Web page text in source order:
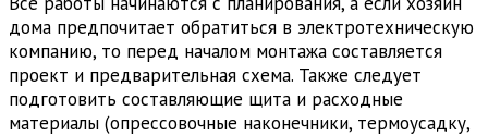
дома предпочитает обратиться в электротехническую
компанию, то перед началом монтажа составляется
проект и предварительная схема. Также следует
подготовить составляющие щита и расходные
материалы (опрессовочные наконечники, термоусадку,